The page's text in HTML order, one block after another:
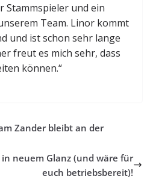
Stammspieler und ein
Team. Linor kommt
und ist schon sehr lange
freut es mich sehr, dass
können.“
Zander bleibt an der
neuem Glanz (und wäre für
euch betriebsbereit)!